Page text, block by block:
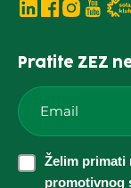
Pratite ZEZ
Email
*
Želim
primati
Želim primati
promotivnog